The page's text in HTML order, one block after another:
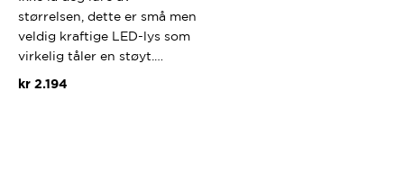
størrelsen, dette er små men
veldig kraftige LED-lys som
virkelig tåler en støyt.…
kr2.194